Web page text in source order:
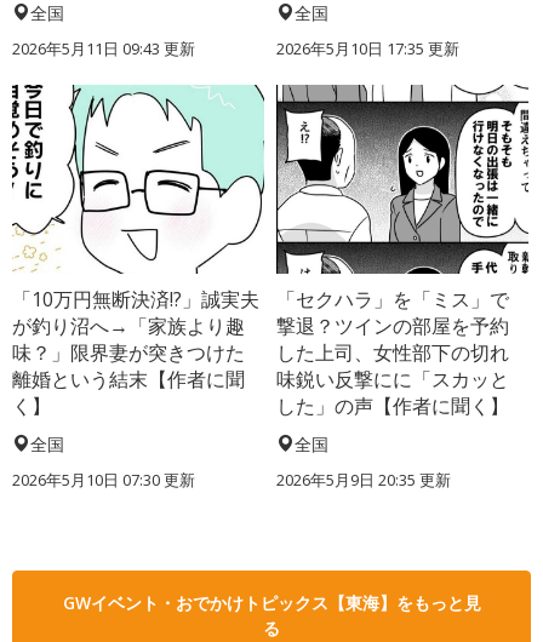
全国
2026年5月11日 09:43 更新
全国
2026年5月10日 17:35 更新
「10万円無断決済!?」誠実夫
が釣り沼へ→「家族より趣
味？」限界妻が突きつけた
離婚という結末【作者に聞
く】
全国
2026年5月10日 07:30 更新
「セクハラ」を「ミス」で
撃退？ツインの部屋を予約
した上司、女性部下の切れ
味鋭い反撃にに「スカッと
した」の声【作者に聞く】
全国
2026年5月9日 20:35 更新
GWイベント・おでかけトピックス【東海】をもっと見
る